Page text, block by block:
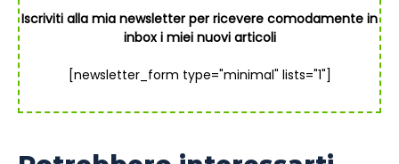
Iscriviti alla mia newsletter per ricevere comodamente in
inbox i miei nuovi articoli
[newsletter_form type="minimal" lists="1"]